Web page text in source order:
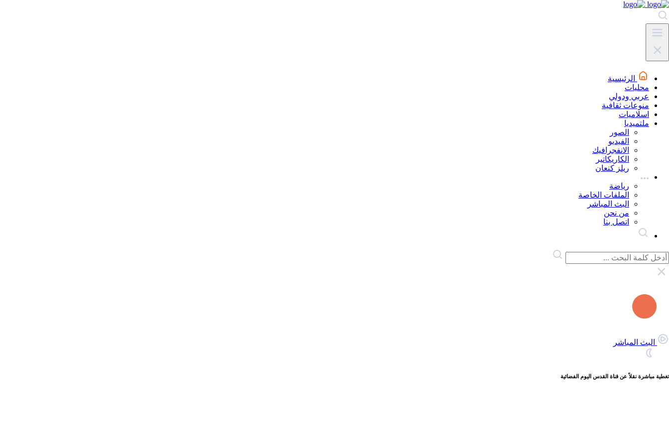
الرئيسية
محليات
عربي ودولي
منوعات ثقافية
اسلاميات
ملتميديا
الصور
الفيديو
الانفجرافيك
الكاريكاتير
ريلز كنعان
رياضة
الملفات الخاصة
البث المباشر
من نحن
اتصل بنا
البث المباشر
تغطية مباشرة نقلاً عن قناة القدس اليوم الفضائية